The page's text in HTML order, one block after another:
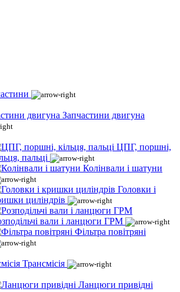
Запчастини двигуна
ЦПГ, поршні,
пальці
Колінвали і шатуни
Головки і
циліндрів
вали і ланцюги ГРМ
Фільтра повітряні
Трансмісія
Ланцюги привідні